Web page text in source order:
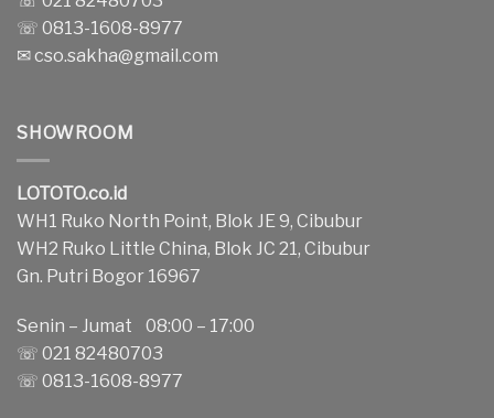
☏ 0813-1608-8977
✉cso.sakha@gmail.com
SHOWROOM
LOTOTO.co.id
WH1 Ruko North Point, Blok JE 9, Cibubur
WH2 Ruko Little China, Blok JC 21, Cibubur
Gn. Putri Bogor 16967
Senin – Jumat 08:00 – 17:00
☏ 021 82480703
☏ 0813-1608-8977